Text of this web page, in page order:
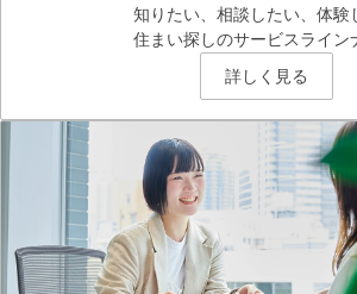
知りたい、相談したい、体験
住まい探しのサービスライン
詳しく見る